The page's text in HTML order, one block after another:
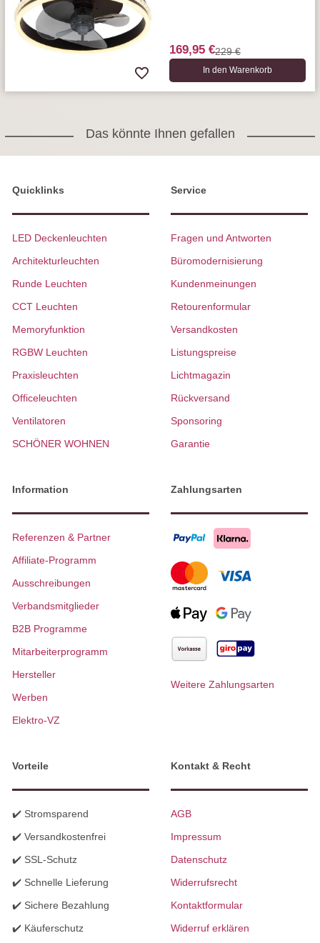
169,95 €229 €
In den Warenkorb
Das könnte Ihnen gefallen
Quicklinks
LED Deckenleuchten
Architekturleuchten
Runde Leuchten
CCT Leuchten
Memoryfunktion
RGBW Leuchten
Praxisleuchten
Officeleuchten
Ventilatoren
SCHÖNER WOHNEN
Service
Fragen und Antworten
Büromodernisierung
Kundenmeinungen
Retourenformular
Versandkosten
Listungspreise
Lichtmagazin
Rückversand
Sponsoring
Garantie
Information
Referenzen & Partner
Affiliate-Programm
Ausschreibungen
Verbandsmitglieder
B2B Programme
Mitarbeiterprogramm
Hersteller
Werben
Elektro-VZ
Zahlungsarten
Weitere Zahlungsarten
Vorteile
✔️ Stromsparend
✔️ Versandkostenfrei
✔️ SSL-Schutz
✔️ Schnelle Lieferung
✔️ Sichere Bezahlung
✔️ Käuferschutz
Kontakt & Recht
AGB
Impressum
Datenschutz
Widerrufsrecht
Kontaktformular
Widerruf erklären